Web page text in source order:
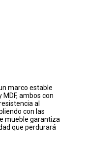
marco estable
ambos con
al
con las
mueble garantiza
que perdurará